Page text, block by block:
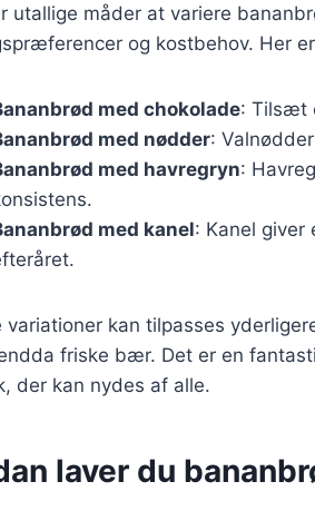
utallige måder at variere
og kostbehov. Her
med chokolade: Tilsæt
med nødder:
med havregryn:
med kanel: Kanel giver
variationer kan tilpasses
friske bær. Det er en
der kan nydes af alle.
laver du